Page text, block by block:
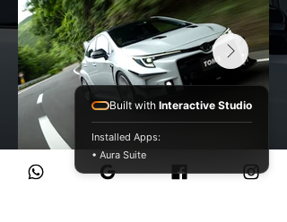
Built with Interactive Studio
Installed Apps:
• Aura Suite